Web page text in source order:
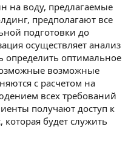
на воду, предлагаемые
предполагают все
подготовки до
осуществляет анализ
определить оптимальное
возможные
с расчетом на
всех требований
получают доступ к
будет служить